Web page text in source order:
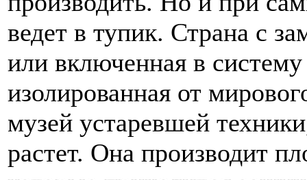
ведет в тупик. Страна с
или включенная в
изолированная от
музей устаревшей
растет. Она производит